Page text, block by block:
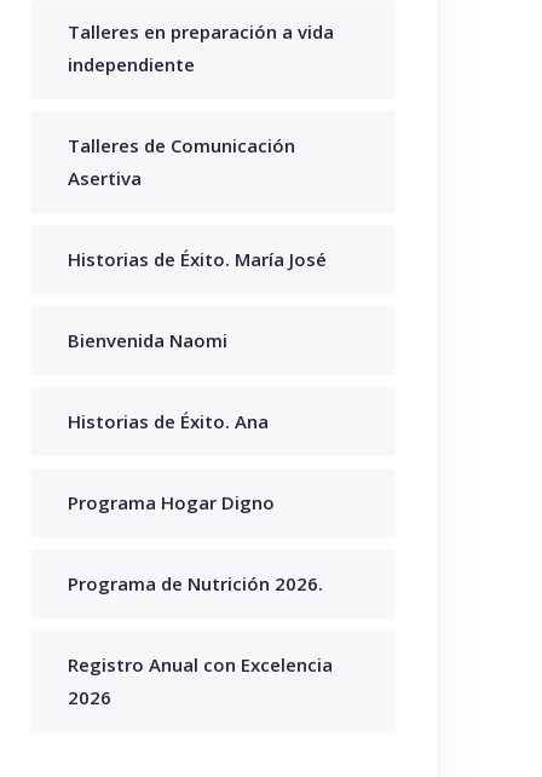
Talleres en preparación a vida
independiente
Talleres de Comunicación
Asertiva
Historias de Éxito. María José
Bienvenida Naomi
Historias de Éxito. Ana
Programa Hogar Digno
Programa de Nutrición 2026.
Registro Anual con Excelencia
2026